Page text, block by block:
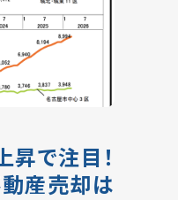
で注目！
動産売却は